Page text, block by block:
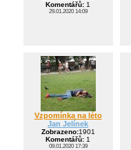
Komentářů: 1
29.01.2020 14:09
Vzpomínka na léto
Jan Jelínek
Zobrazeno:1901
Komentářů: 1
09.01.2020 17:39